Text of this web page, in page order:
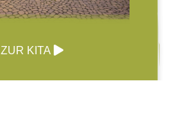
ZUR KITA